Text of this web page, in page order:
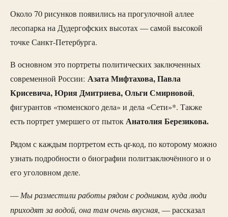
Около 70 рисунков появились на прогулочной аллее
лесопарка на Дудергофских высотах — самой высокой
точке Санкт-Петербурга.
В основном это портреты политических заключенных
современной России: Азата Мифтахова, Павла
Крисевича, Юрия Дмитриева, Ольги Смирновой,
фигурантов «тюменского дела» и дела «Сети»*. Также
есть портрет умершего от пытокАнатолия Березикова.
Рядом с каждым портретом есть qr-код, по которому можно
узнать подробности о биографии политзаключённого и о
его уголовном деле.
—Мы разместили работы рядом с родником, куда люди
приходят за водой, она там очень вкусная, — рассказал